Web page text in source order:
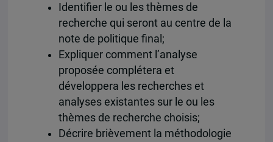
Identifier le ou les thèmes de
recherche qui seront au centre de la
note de politique final;
Expliquer comment l’analyse
proposée complétera et
développera les recherches et
analyses existantes sur le ou les
thèmes de recherche choisis;
Décrire brièvement la méthodologie